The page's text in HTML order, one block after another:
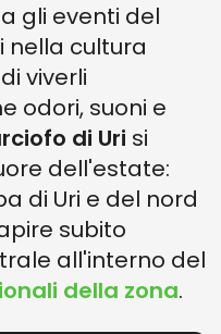
gli eventi del
nella cultura
viverli
odori, suoni e
di Uri si
dell'estate:
di Uri e del nord
subito
all'interno del
della zona.